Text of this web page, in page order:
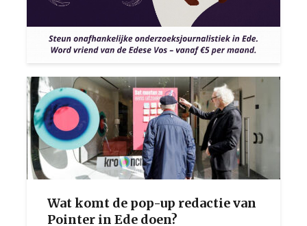
Wat komt de pop-up redactie van
Pointer in Ede doen?